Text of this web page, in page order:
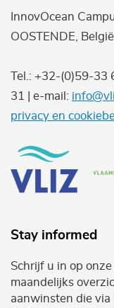
InnovOcean
OOSTENDE, België
Tel.: +32-(0)59-33
31 | e-mail:
privacy en
Stay informed
Schrijf u in op
maandelijks
aanwinsten die via